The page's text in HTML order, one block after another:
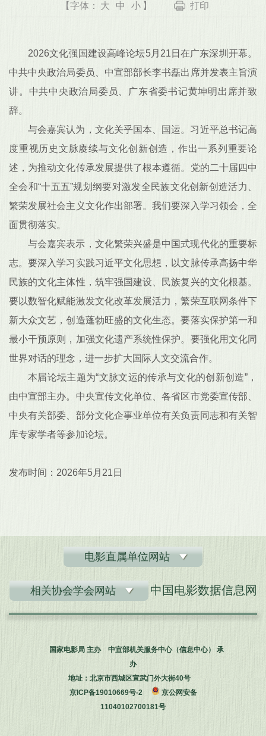
【字体： 大 中 小 】 打印
2026文化强国建设高峰论坛5月21日在广东深圳开幕。
中共中央政治局委员、中宣部部长李书磊出席并发表主旨演
讲。中共中央政治局委员、广东省委书记黄坤明出席并致
辞。
与会嘉宾认为，文化关乎国本、国运。习近平总书记高
度重视历史文脉赓续与文化创新创造，作出一系列重要论
述，为推动文化传承发展提供了根本遵循。党的二十届四中
全会和“十五五”规划纲要对激发全民族文化创新创造活力、
繁荣发展社会主义文化作出部署。我们要深入学习领会，全
面贯彻落实。
与会嘉宾表示，文化繁荣兴盛是中国式现代化的重要标
志。要深入学习实践习近平文化思想，以文脉传承高扬中华
民族的文化主体性，筑牢强国建设、民族复兴的文化根基。
要以数智化赋能激发文化改革发展活力，繁荣互联网条件下
新大众文艺，创造蓬勃旺盛的文化生态。要落实保护第一和
最小干预原则，加强文化遗产系统性保护。要强化用文化同
世界对话的理念，进一步扩大国际人文交流合作。
本届论坛主题为“文脉文运的传承与文化的创新创造”，
由中宣部主办。中央宣传文化单位、各省区市党委宣传部、
中央有关部委、部分文化企事业单位有关负责同志和有关智
库专家学者等参加论坛。
发布时间：2026年5月21日
电影直属单位网站
相关协会学会网站 中国电影数据信息网
国家电影局 主办 中宣部机关服务中心（信息中心） 承
办
地址：北京市西城区宣武门外大街40号
京ICP备19010669号-2
京公网安备
11040102700181号